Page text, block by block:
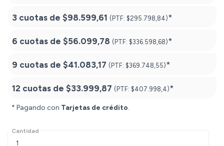
3 cuotas de $98.599,61 (PTF: $295.798,84)*
6 cuotas de $56.099,78 (PTF: $336.598,68)*
9 cuotas de $41.083,17 (PTF: $369.748,55)*
12 cuotas de $33.999,87 (PTF: $407.998,4)*
* Pagando con Tarjetas de crédito.
Cantidad